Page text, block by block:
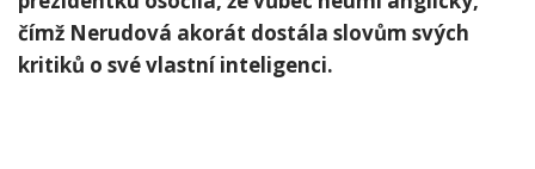
čímž Nerudová akorát dostála slovům svých
kritiků o své vlastní inteligenci.